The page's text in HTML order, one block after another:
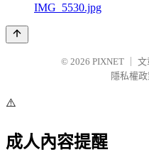
IMG_5530.jpg
© 2026 PIXNET
文
隱私權
⚠️
成人內容提醒